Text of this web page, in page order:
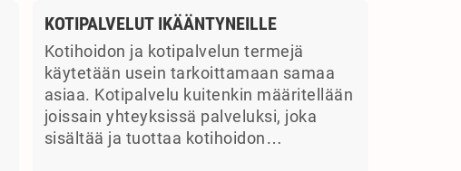
KOTIPALVELUT IKÄÄNTYNEILLE
Kotihoidon ja kotipalvelun termejä
käytetään usein tarkoittamaan samaa
asiaa. Kotipalvelu kuitenkin määritellään
joissain yhteyksissä palveluksi, joka
sisältää ja tuottaa kotihoidon…